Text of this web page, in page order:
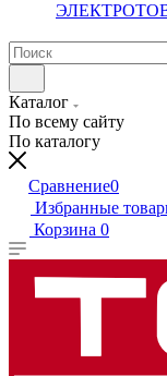
Каталог
По всему сайту
По каталогу
Сравнение0
Избранные
Корзина 0